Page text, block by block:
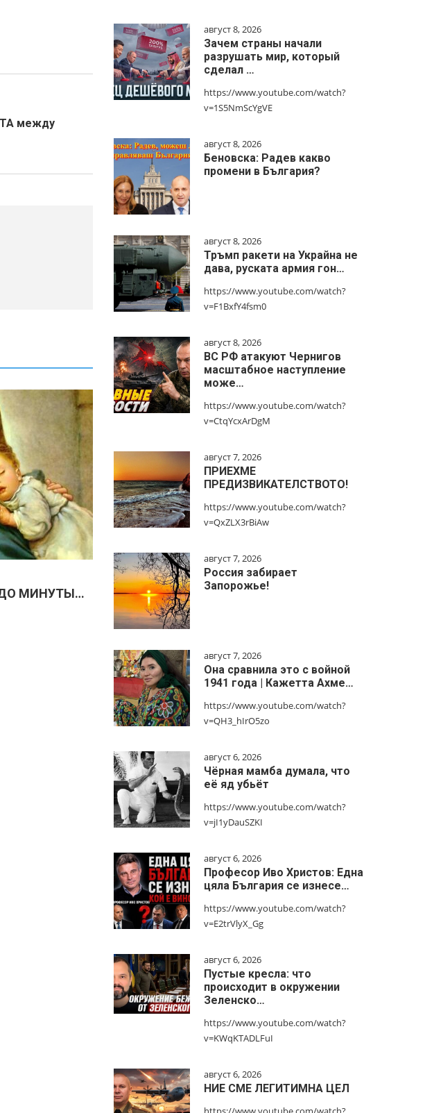
между
МИНУТЫ…
август 8, 2026
Зачем страны начали
разрушать мир, который
сделал …
https://www.youtube.com/watch?
v=1S5NmScYgVE
август 8, 2026
Беновска: Радев какво
промени в България?
август 8, 2026
Тръмп ракети на Украйна не
дава, руската армия гон…
https://www.youtube.com/watch?
v=F1BxfY4fsm0
август 8, 2026
ВС РФ атакуют Чернигов
масштабное наступление
може…
https://www.youtube.com/watch?
v=CtqYcxArDgM
август 7, 2026
ПРИЕХМЕ
ПРЕДИЗВИКАТЕЛСТВОТО!
https://www.youtube.com/watch?
v=QxZLX3rBiAw
август 7, 2026
Россия забирает
Запорожье!
август 7, 2026
Она сравнила это с войной
1941 года | Кажетта Ахме…
https://www.youtube.com/watch?
v=QH3_hIrO5zo
август 6, 2026
Чёрная мамба думала, что
её яд убьёт
https://www.youtube.com/watch?
v=jI1yDauSZKI
август 6, 2026
Професор Иво Христов: Една
цяла България се изнесе…
https://www.youtube.com/watch?
v=E2trVlyX_Gg
август 6, 2026
Пустые кресла: что
происходит в окружении
Зеленско…
https://www.youtube.com/watch?
v=KWqKTADLFuI
август 6, 2026
НИЕ СМЕ ЛЕГИТИМНА ЦЕЛ